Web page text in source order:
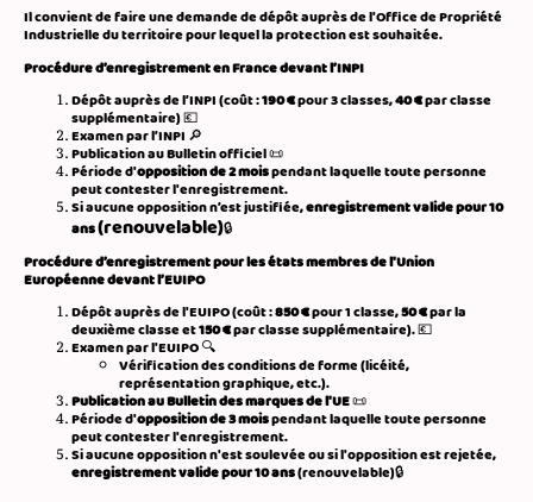
Il convient de faire une demande de dépôt auprès de l'Office de Propriété
Industrielle du territoire pour lequel la protection est souhaitée.
Procédure d’enregistrement en France devant l’INPI
Dépôt auprès de l’INPI (coût :190 €pour 3 classes,40 €par classe
supplémentaire) 💶
Examen par l’INPI 🔎
Publication au Bulletin officiel 📜
Période d'opposition de 2 moispendant laquelle toute personne
peut contester l'enregistrement.
Si aucune opposition n’est justifiée,enregistrement valide pour 10
ans(renouvelable)🔒
Procédure d’enregistrement pour les états membres de l'Union
Européenne devant l’EUIPO
Dépôt auprès de l'EUIPO (coût :850 €pour 1 classe,50 €par la
deuxième classe et150 €par classe supplémentaire). 💶
Examen par l'EUIPO 🔍
Vérification des conditions de forme (licéité,
représentation graphique, etc.).
Publication au Bulletin des marques de l'UE📜
Période d'opposition de 3 moispendant laquelle toute personne
peut contester l'enregistrement.
Si aucune opposition n'est soulevée ou si l'opposition est rejetée,
enregistrement valide pour 10 ans(renouvelable)🔒